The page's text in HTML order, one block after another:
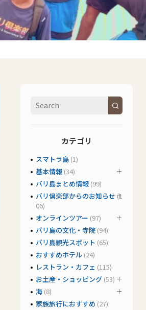
カテゴリ
スマトラ島 (1)
基本情報 (34)
バリ島まとめ情報 (99)
バリ倶楽部からのお知らせ (1
06)
オンラインツアー (97)
バリ島の文化・寺院 (94)
バリ島観光スポット (65)
おすすめホテル (24)
レストラン・カフェ (115)
お土産・ショッピング (53)
海 (8)
家族旅行におすすめ (27)